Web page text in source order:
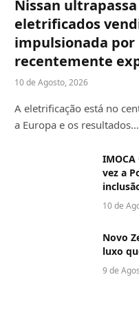
Nissan
eletrificados
impulsionada
recentemente
10 de Agosto, 2026
A eletrificação está no
a Europa e os resultados…
vez a
10 de
Novo
luxo
9 de